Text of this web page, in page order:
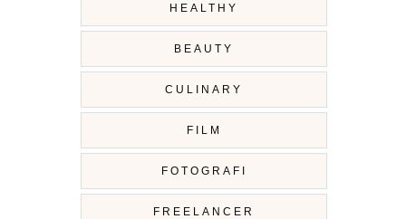
HEALTHY
BEAUTY
CULINARY
FILM
FOTOGRAFI
FREELANCER